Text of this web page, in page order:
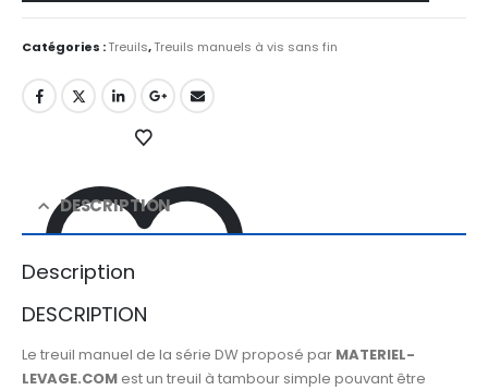
Catégories :Treuils,Treuils manuels à vis sans fin
DESCRIPTION
Description
DESCRIPTION
Le treuil manuel de la série DW proposé par MATERIEL-
LEVAGE.COM est un treuil à tambour simple pouvant être